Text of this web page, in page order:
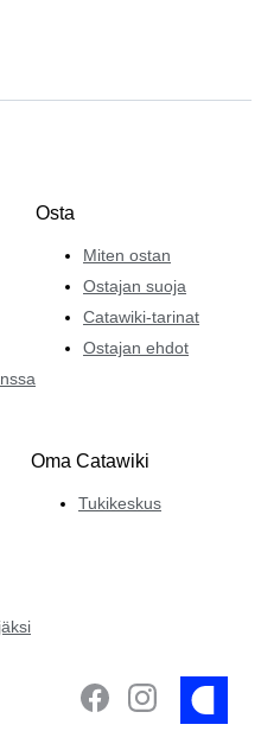
Osta
Miten ostan
Ostajan suoja
Catawiki-tarinat
Ostajan ehdot
Oma Catawiki
Tukikeskus